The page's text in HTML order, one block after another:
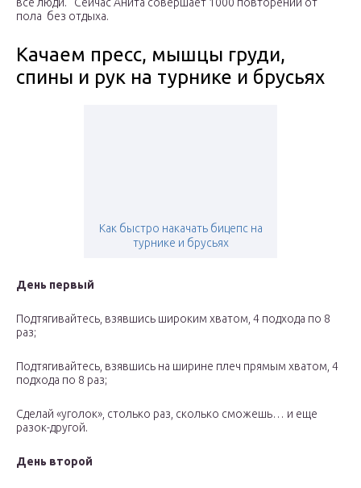
пола без отдыха.
Качаем пресс, мышцы груди,
спины и рук на турнике и брусьях
Как быстро накачать бицепс на
турнике и брусьях
День первый
Подтягивайтесь, взявшись широким хватом, 4 подхода по 8
раз;
Подтягивайтесь, взявшись на ширине плеч прямым хватом, 4
подхода по 8 раз;
Сделай «уголок», столько раз, сколько сможешь… и еще
разок-другой.
День второй